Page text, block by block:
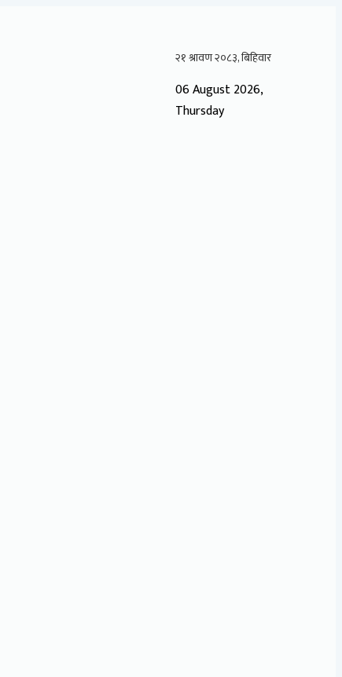
06 August 2026,
Thursday